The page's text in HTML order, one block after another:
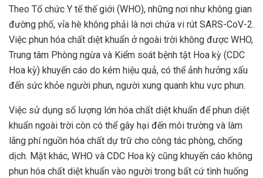
Theo Tổ chức Y tế thế giới (WHO), những nơi như không gian
đường phố, vỉa hè không phải là nơi chứa vi rút SARS-CoV-2.
Việc phun hóa chất diệt khuẩn ở ngoài trời không được WHO,
Trung tâm Phòng ngừa và Kiểm soát bệnh tật Hoa kỳ (CDC
Hoa kỳ) khuyến cáo do kém hiệu quả, có thể ảnh hưởng xấu
đến sức khỏe người phun, người xung quanh khu vực phun.
Việc sử dụng số lượng lớn hóa chất diệt khuẩn để phun diệt
khuẩn ngoài trời còn có thể gây hại đến môi trường và làm
lãng phí nguồn hóa chất dự trữ cho công tác phòng, chống
dịch. Mặt khác, WHO và CDC Hoa kỳ cũng khuyến cáo không
phun hóa chất diệt khuẩn vào người trong bất cứ tình huống